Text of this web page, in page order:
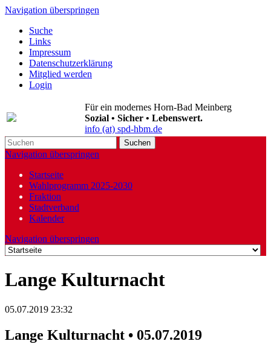
Navigation überspringen
Suche
Links
Impressum
Datenschutzerklärung
Mitglied werden
Login
Für ein modernes Horn-Bad Meinberg
Sozial • Sicher • Lebenswert.
info (at) spd-hbm.de
Suchen
Navigation überspringen
Startseite
Wahlprogramm 2025-2030
Fraktion
Stadtverband
Kalender
Navigation überspringen
Lange Kulturnacht
05.07.2019 23:32
Lange Kulturnacht • 05.07.2019